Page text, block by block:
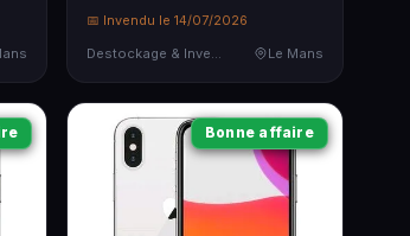
📅 Invendu le 14/07/2026
Destockage & Invendus
Le Mans
Bonne affaire